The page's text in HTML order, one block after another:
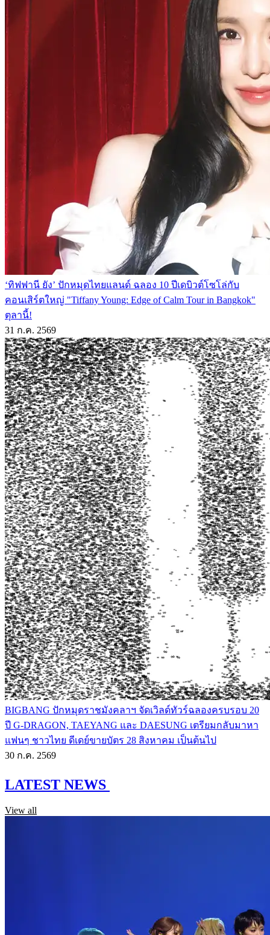
‘ทิฟฟานี ยัง’ ปักหมุดไทยแลนด์ ฉลอง 10 ปีเดบิวต์โซโล่กับ
คอนเสิร์ตใหญ่ "Tiffany Young: Edge of Calm Tour in Bangkok"
ตุลานี้!
31 ก.ค. 2569
BIGBANG ปักหมุดราชมังคลาฯ จัดเวิลด์ทัวร์ฉลองครบรอบ 20
ปี G-DRAGON, TAEYANG และ DAESUNG เตรียมกลับมาหา
แฟนๆ ชาวไทย ดีเดย์ขายบัตร 28 สิงหาคม เป็นต้นไป
30 ก.ค. 2569
LATEST NEWS
View all